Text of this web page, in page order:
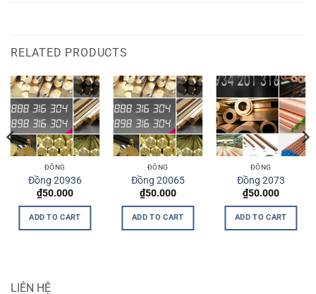
RELATED PRODUCTS
ĐỒNG
Đồng 20936
₫50.000
ADD TO CART
ĐỒNG
Đồng 20065
₫50.000
ADD TO CART
ĐỒNG
Đồng 2073
₫50.000
ADD TO CART
LIÊN HỆ